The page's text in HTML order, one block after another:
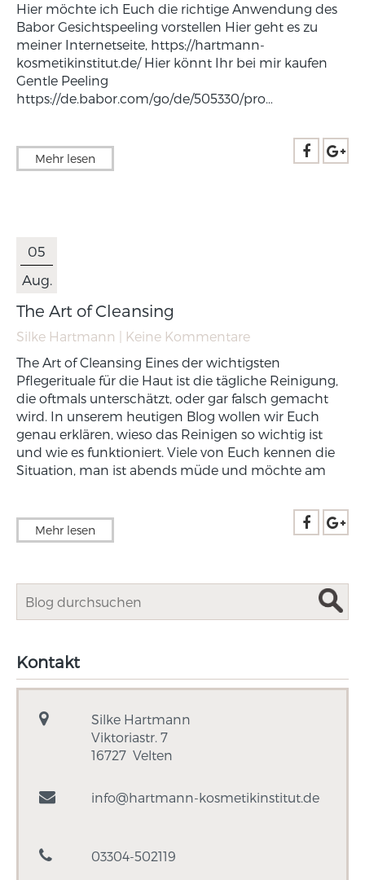
Hier möchte ich Euch die richtige Anwendung des
Babor Gesichtspeeling vorstellen Hier geht es zu
meiner Internetseite, https://hartmann-
kosmetikinstitut.de/ Hier könnt Ihr bei mir kaufen
Gentle Peeling
https://de.babor.com/go/de/505330/pro…
Mehr lesen
05
Aug.
The Art of Cleansing
Silke Hartmann | Keine Kommentare
The Art of Cleansing Eines der wichtigsten
Pflegerituale für die Haut ist die tägliche Reinigung,
die oftmals unterschätzt, oder gar falsch gemacht
wird. In unserem heutigen Blog wollen wir Euch
genau erklären, wieso das Reinigen so wichtig ist
und wie es funktioniert. Viele von Euch kennen die
Situation, man ist abends müde und möchte am
Mehr lesen
Kontakt
Silke Hartmann
Viktoriastr. 7
16727 Velten
info@hartmann-kosmetikinstitut.de
03304-502119